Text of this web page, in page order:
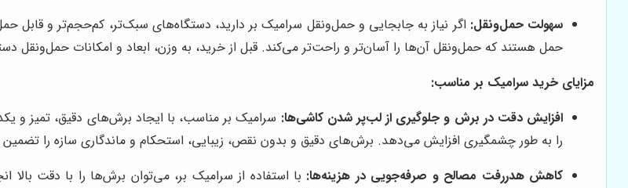
سهولت حمل‌ونقل: اگر نیاز به جابجایی و حمل‌ونقل سرامیک بر دارید، دستگاه‌های سبک‌تر، کم‌حجم‌تر و قابل
حمل هستند که حمل‌ونقل آن‌ها را آسان‌تر و راحت‌تر می‌کند. قبل از خرید، به وزن، ابعاد و امکانات حمل‌ونقل
مزایای خرید سرامیک بر مناسب:
افزایش دقت در برش و جلوگیری از لب‌پر شدن کاشی‌ها: سرامیک بر مناسب، با ایجاد برش‌های دقیق، تمیز و
را به طور چشمگیری افزایش می‌دهد. برش‌های دقیق و بدون نقص، زیبایی، استحکام و ماندگاری سازه را
کاهش هدررفت مصالح و صرفه‌جویی در هزینه‌ها: با استفاده از سرامیک بر، می‌توان برش‌ها را با دقت